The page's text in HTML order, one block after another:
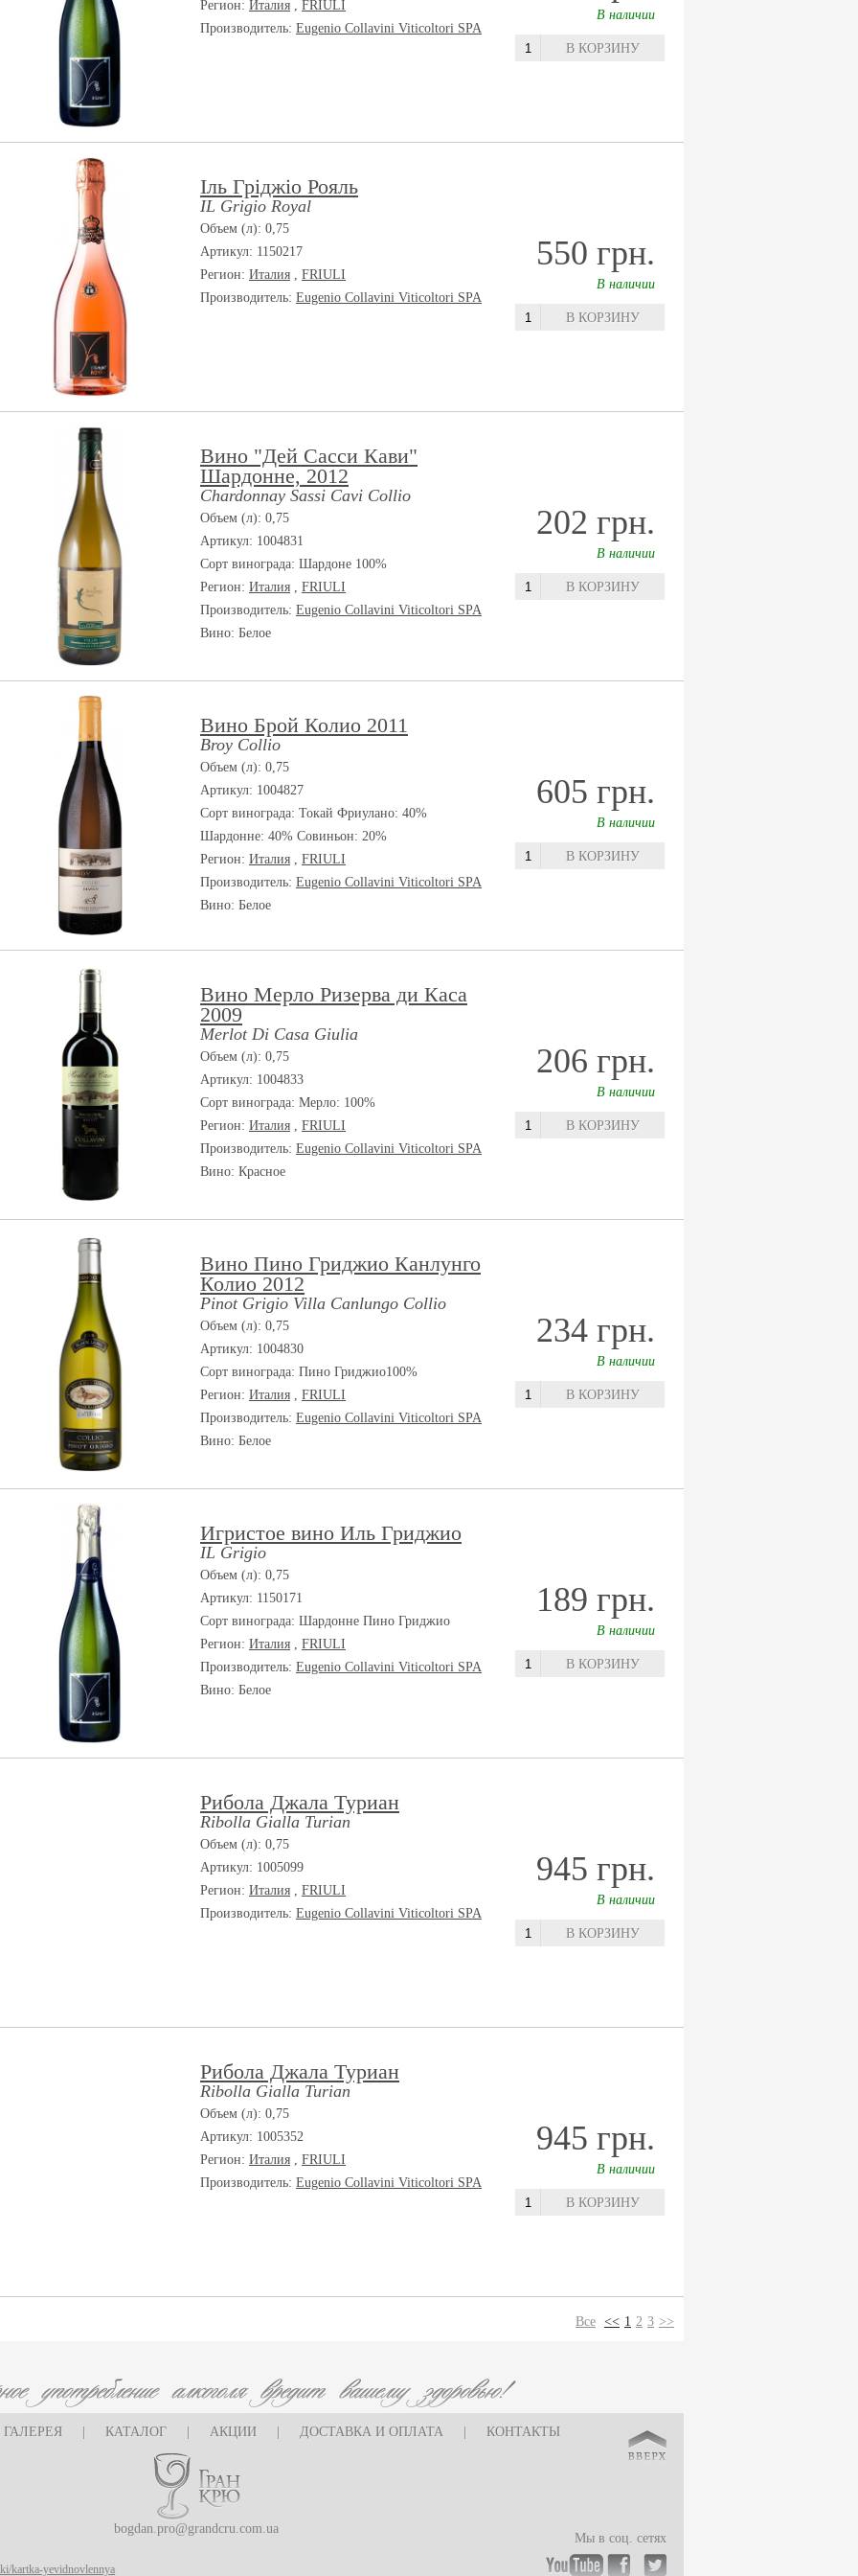
Регион: Италия , FRIULI
Производитель: Eugenio Collavini Viticoltori SPA
В наличии
В КОРЗИНУ
Іль Гріджіо Рояль
IL Grigio Royal
Объем (л): 0,75
Артикул: 1150217
Регион: Италия , FRIULI
Производитель: Eugenio Collavini Viticoltori SPA
550 грн.
В наличии
В КОРЗИНУ
Вино "Дей Сасси Кави"
Шардонне, 2012
Chardonnay Sassi Cavi Collio
Объем (л): 0,75
Артикул: 1004831
Сорт винограда: Шардоне 100%
Регион: Италия , FRIULI
Производитель: Eugenio Collavini Viticoltori SPA
Вино: Белое
202 грн.
В наличии
В КОРЗИНУ
Вино Брой Колио 2011
Broy Collio
Объем (л): 0,75
Артикул: 1004827
Сорт винограда: Токай Фриулано: 40%
Шардонне: 40% Совиньон: 20%
Регион: Италия , FRIULI
Производитель: Eugenio Collavini Viticoltori SPA
Вино: Белое
605 грн.
В наличии
В КОРЗИНУ
Вино Мерло Ризерва ди Каса
2009
Merlot Di Casa Giulia
Объем (л): 0,75
Артикул: 1004833
Сорт винограда: Мерло: 100%
Регион: Италия , FRIULI
Производитель: Eugenio Collavini Viticoltori SPA
Вино: Красное
206 грн.
В наличии
В КОРЗИНУ
Вино Пино Гриджио Канлунго
Колио 2012
Pinot Grigio Villa Canlungo Collio
Объем (л): 0,75
Артикул: 1004830
Сорт винограда: Пино Гриджио100%
Регион: Италия , FRIULI
Производитель: Eugenio Collavini Viticoltori SPA
Вино: Белое
234 грн.
В наличии
В КОРЗИНУ
Игристое вино Иль Гриджио
IL Grigio
Объем (л): 0,75
Артикул: 1150171
Сорт винограда: Шардонне Пино Гриджио
Регион: Италия , FRIULI
Производитель: Eugenio Collavini Viticoltori SPA
Вино: Белое
189 грн.
В наличии
В КОРЗИНУ
Рибола Джала Туриан
Ribolla Gialla Turian
Объем (л): 0,75
Артикул: 1005099
Регион: Италия , FRIULI
Производитель: Eugenio Collavini Viticoltori SPA
945 грн.
В наличии
В КОРЗИНУ
Рибола Джала Туриан
Ribolla Gialla Turian
Объем (л): 0,75
Артикул: 1005352
Регион: Италия , FRIULI
Производитель: Eugenio Collavini Viticoltori SPA
945 грн.
В наличии
В КОРЗИНУ
Все << 1 2 3 >>
ГАЛЕРЕЯ КАТАЛОГ АКЦИИ ДОСТАВКА И ОПЛАТА КОНТАКТЫ
kartka-yevidnovlennya
Мы в соц. сетях
bogdan.pro@grandcru.com.ua